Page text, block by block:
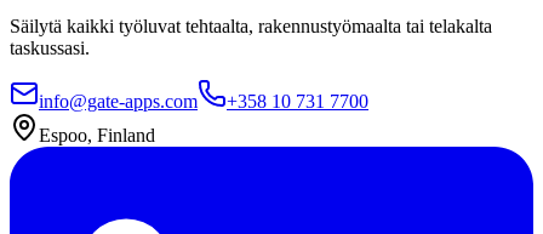
Säilytä kaikki työluvat tehtaalta, rakennustyömaalta tai telakalta
taskussasi.
info@gate-apps.com
+358 10 731 7700
Espoo, Finland